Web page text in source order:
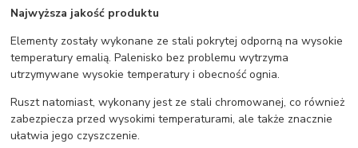
Najwyższa jakość produktu
Elementy zostały wykonane ze stali pokrytej odporną na wysokie
temperatury emalią. Palenisko bez problemu wytrzyma
utrzymywane wysokie temperatury i obecność ognia.
Ruszt natomiast, wykonany jest ze stali chromowanej, co również
zabezpiecza przed wysokimi temperaturami, ale także znacznie
ułatwia jego czyszczenie.